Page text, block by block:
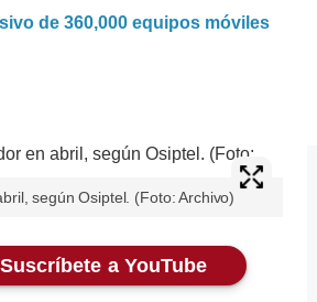
de 360,000 equipos móviles
según Osiptel. (Foto: Archivo)
Suscríbete a YouTube